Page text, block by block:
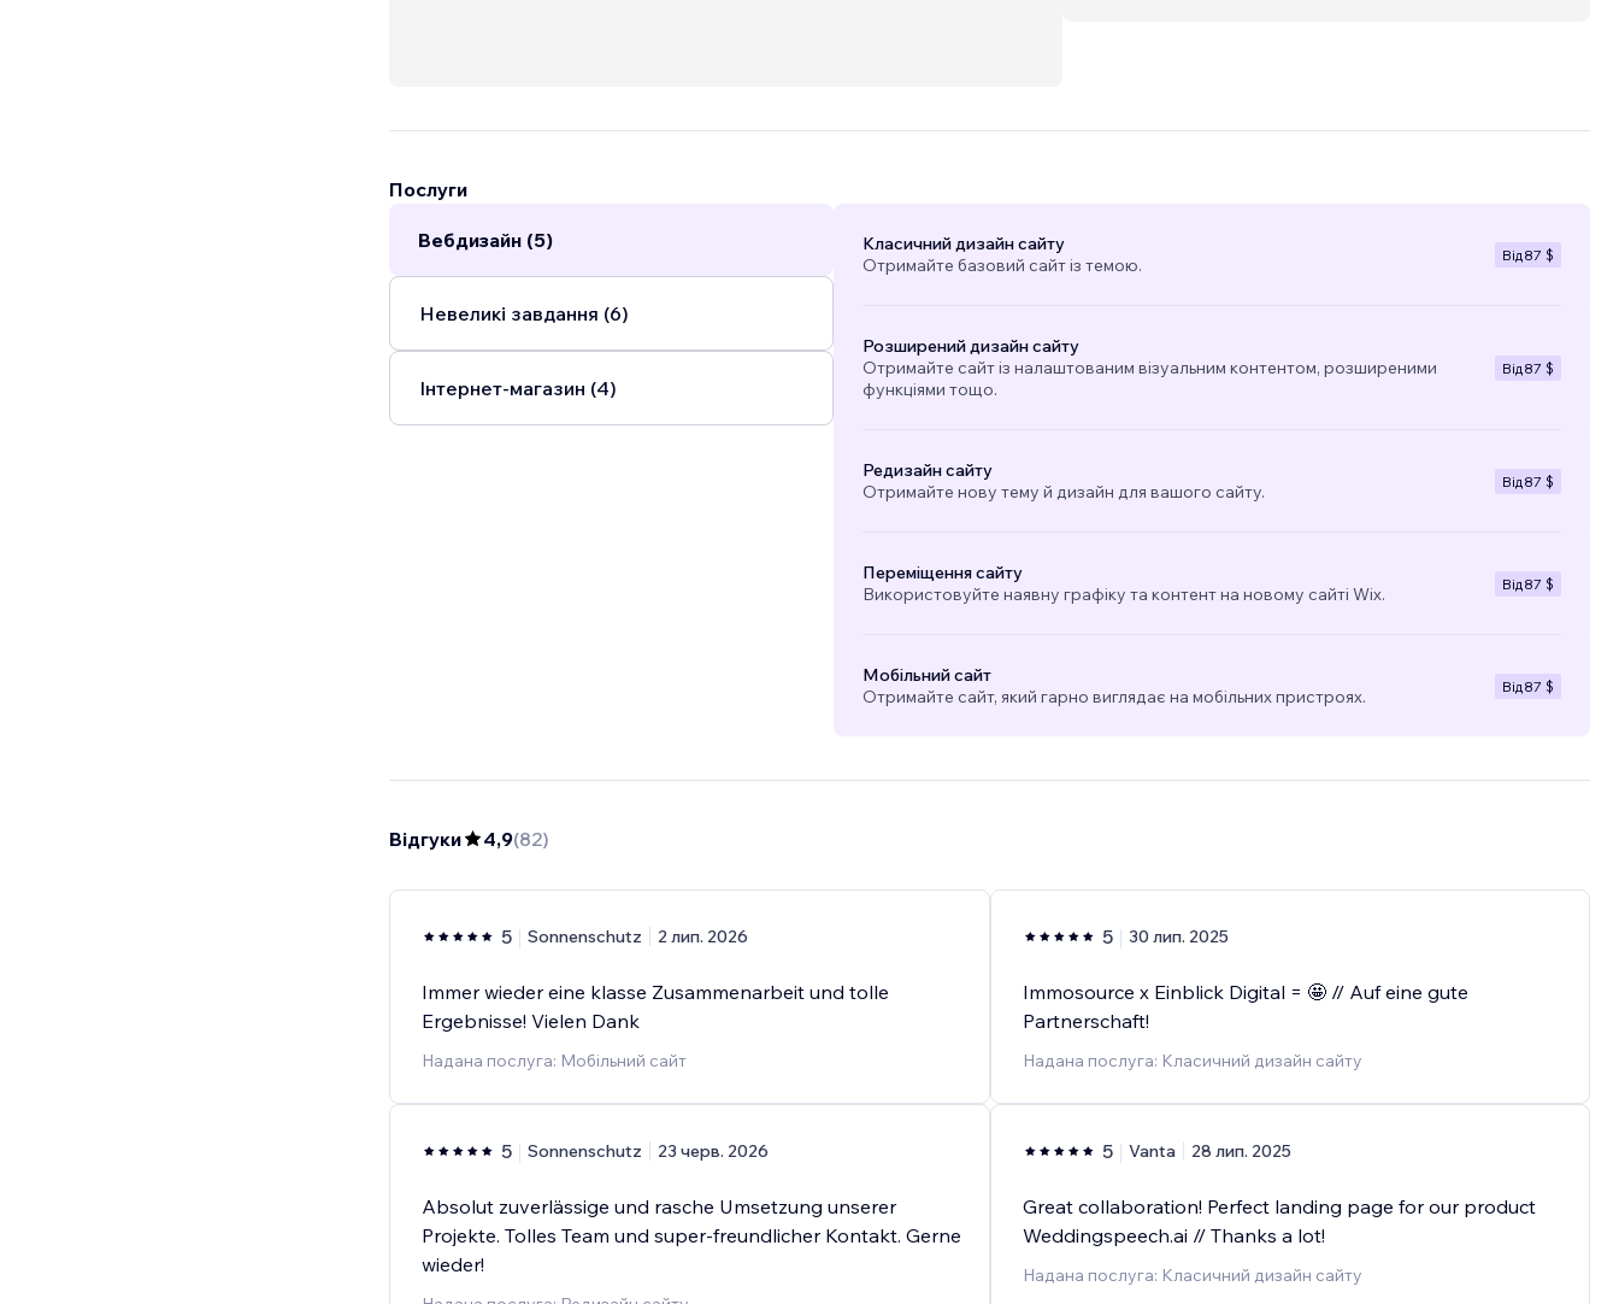
Послуги
Вебдизайн (5)
Невеликі завдання (6)
Інтернет-магазин (4)
Класичний дизайн сайту
Отримайте базовий сайт із темою.
Від 87 $
Розширений дизайн сайту
Отримайте сайт із налаштованим візуальним контентом, розширеними
функціями тощо.
Від 87 $
Редизайн сайту
Отримайте нову тему й дизайн для вашого сайту.
Від 87 $
Переміщення сайту
Використовуйте наявну графіку та контент на новому сайті Wix.
Від 87 $
Мобільний сайт
Отримайте сайт, який гарно виглядає на мобільних пристроях.
Від 87 $
Відгуки 4,9(82)
5 Sonnenschutz 2 лип. 2026
Immer wieder eine klasse Zusammenarbeit und tolle
Ergebnisse! Vielen Dank
Надана послуга: Мобільний сайт
5 Sonnenschutz 23 черв. 2026
Absolut zuverlässige und rasche Umsetzung unserer
Projekte. Tolles Team und super-freundlicher Kontakt. Gerne
wieder!
5 30 лип. 2025
Immosource x Einblick Digital = 🤩 // Auf eine gute
Partnerschaft!
Надана послуга: Класичний дизайн сайту
5 Vanta 28 лип. 2025
Great collaboration! Perfect landing page for our product
Weddingspeech.ai // Thanks a lot!
Надана послуга: Класичний дизайн сайту